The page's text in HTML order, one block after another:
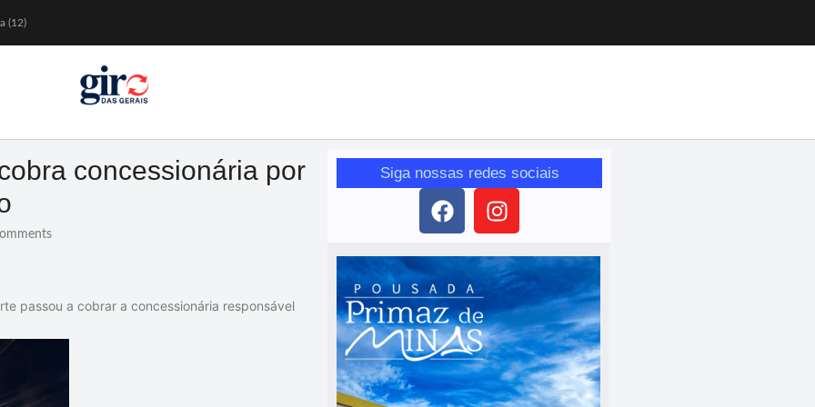
(12)
de glicose
concessionária por
passou a cobrar a concessionária responsável
Siga nossas redes sociais